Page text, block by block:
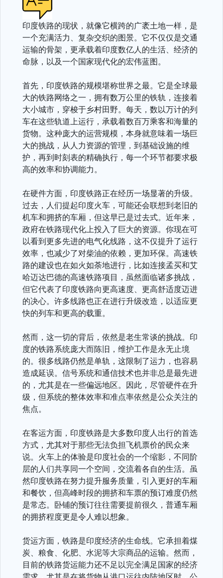
印度铁路的现状，就像它横跨的广袤土地一样，是
一个充满活力、复杂交织的图景。它不仅仅是交通
运输的骨架，更承载着印度数亿人的生活、经济的
命脉，以及一个国家现代化的宏伟蓝图。
首先，印度铁路的规模堪称世界之最。它是全球最
大的铁路网络之一，拥有数万公里的铁轨，连接着
大小城市，穿梭于乡村田野。每天，数以万计的列
车在这些轨道上运行，承载着数百万乘客和海量的
货物。这种庞大的运营规模，本身就意味着一场巨
大的挑战，从人力资源的管理，到基础设施的维
护，再到时刻表的精确执行，每一个环节都要求极
高的效率和协调能力。
在硬件方面，印度铁路正在经历一场显著的升级。
过去，人们提起印度火车，可能还会联想到老旧的
机车和拥挤的车厢，但这早已是过去式。近年来，
政府在铁路现代化上投入了巨大的资源。你现在可
以看到更多先进的电气化线路，这不仅提升了运行
效率，也减少了对柴油的依赖，更加环保。高速铁
路的建设也在如火如荼地进行，比如连接孟买和艾
哈迈达巴德的高速铁路项目，虽然面临诸多挑战，
但它代表了印度铁路向更高速度、更高舒适度迈进
的决心。许多线路也正在进行升级改造，以适应更
快的列车和更高的载重。
然而，这一切的背后，依然是老生常谈的挑战。印
度的铁路系统庞大而陈旧，维护工作是永无止境
的。很多线路仍然是单轨，这限制了运力，也容易
造成延误。信号系统和通信技术也并非总是最先进
的，尤其是在一些偏远地区。因此，尽管硬件在升
级，但系统的整体效率和准点率依然是公众关注的
焦点。
在客运方面，印度铁路是大多数印度人出行的首选
方式，尤其对于那些无法负担飞机票价的民众来
说。火车上的体验是印度社会的一个缩影，不同阶
层的人们共享同一个空间，交流着各自的生活。虽
然印度铁路在努力提升服务质量，引入更好的车厢
和餐饮，但高峰时段的拥挤和车票的预订难度仍然
是常态。卧铺的预订往往需要提前很久，普通车厢
的拥挤程度更是令人难以想象。
货运方面，铁路是印度经济的生命线。它承担着煤
炭、粮食、化肥、水泥等大宗商品的运输。然而，
目前的铁路货运能力还不足以完全满足国家的经济